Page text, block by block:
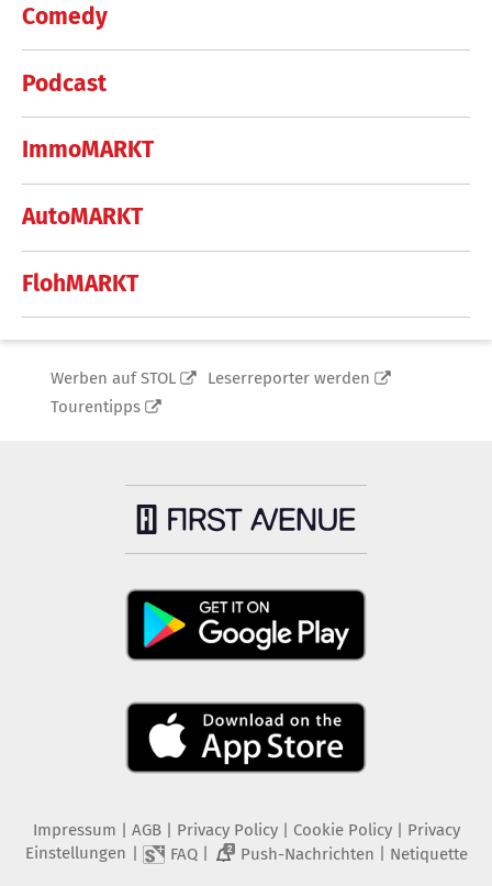
Comedy
Podcast
ImmoMARKT
AutoMARKT
FlohMARKT
Werben auf STOL
Leserreporter werden
Tourentipps
Impressum AGB Privacy Policy| Cookie Policy| Privacy
Einstellungen
FAQ| 2 Push-Nachrichten Netiquette